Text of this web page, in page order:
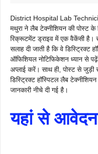
District Hospital Lab
मथुरा ने लैब टेक्नीशियन की पोस्ट के
रिक्रूटमेंट ड्राइव में एक वैकेंसी है।
सलाह दी जाती है कि वे डिस्ट्रिक्ट
ऑफिशियल नोटिफिकेशन ध्यान से
अप्लाई करें। साथ ही, पोस्ट से जुड़ी
डिस्ट्रिक्ट हॉस्पिटल लैब
जानकारी नीचे दी गई है।
यहां से